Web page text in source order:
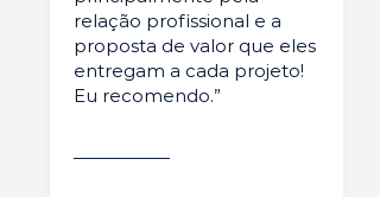
relação profissional e a
proposta de valor que eles
entregam a cada projeto!
Eu recomendo.”